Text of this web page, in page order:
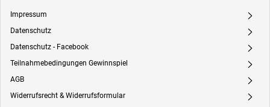
Impressum A
Datenschutz A
Datenschutz - Facebook A
Teilnahmebedingungen Gewinnspiel A
AGB A
Widerrufsrecht & Widerrufsformular A